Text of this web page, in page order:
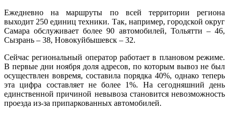
Ежедневно на маршруты по всей территории региона
выходит 250 единиц техники. Так, например, городской округ
Самара обслуживает более 90 автомобилей, Тольятти – 46,
Сызрань – 38, Новокуйбышевск – 32.
Сейчас региональный оператор работает в плановом режиме.
В первые дни ноября доля адресов, по которым вывоз не был
осуществлен вовремя, составила порядка 40%, однако теперь
эта цифра составляет не более 1%. На сегодняшний день
единственной причиной невывоза становится невозможность
проезда из-за припаркованных автомобилей.